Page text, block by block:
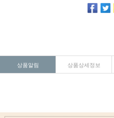
상품알림 상품상세정보